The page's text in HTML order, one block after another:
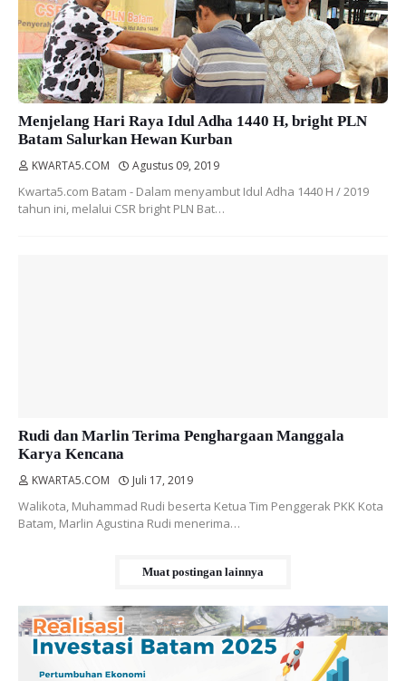
Menjelang Hari Raya Idul Adha 1440 H, bright PLN
Batam Salurkan Hewan Kurban
KWARTA5.COM Agustus 09, 2019
Kwarta5.com Batam - Dalam menyambut Idul Adha 1440 H / 2019
tahun ini, melalui CSR bright PLN Bat…
Rudi dan Marlin Terima Penghargaan Manggala
Karya Kencana
KWARTA5.COM Juli 17, 2019
Walikota, Muhammad Rudi beserta Ketua Tim Penggerak PKK Kota
Batam, Marlin Agustina Rudi menerima…
Muat postingan lainnya